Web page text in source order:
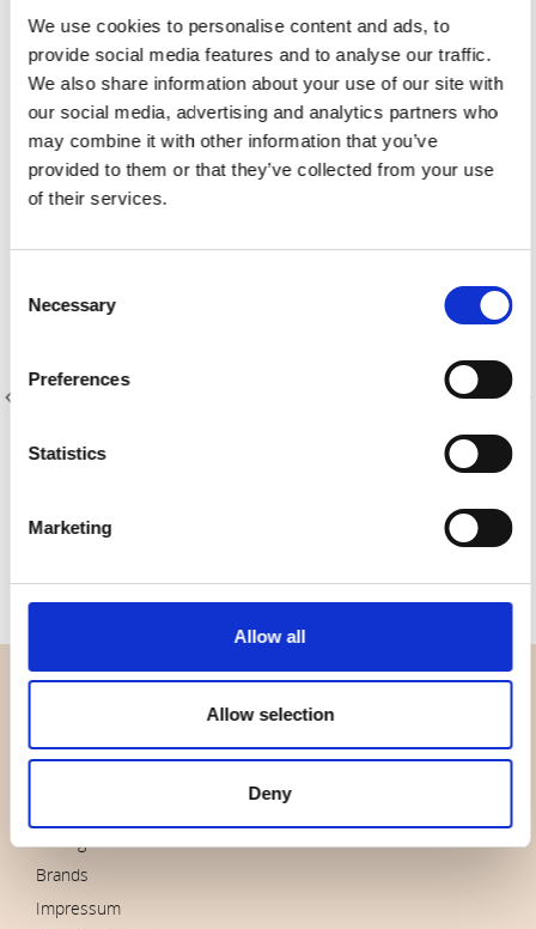
We use cookies to personalise content and ads, to
provide social media features and to analyse our traffic.
We also share information about your use of our site with
our social media, advertising and analytics partners who
may combine it with other information that you’ve
provided to them or that they’ve collected from your use
of their services.
Selection
Necessary
Preferences
Statistics
Marketing
Allow all
Allow selection
Deny
Vægt pr. kvadratmeter (m2)
0,143 Kg.
Du vil måske også synes om
Varenr.: 4511-114
Udsalg
Brands
Impressum